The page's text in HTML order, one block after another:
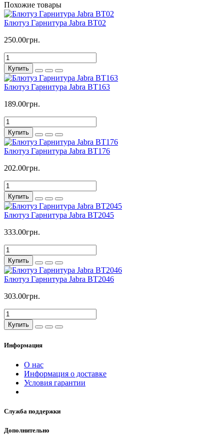
Похожие товары
Блютуз Гарнитура Jabra BT02
250.00грн.
Купить
Блютуз Гарнитура Jabra BT163
189.00грн.
Купить
Блютуз Гарнитура Jabra BT176
202.00грн.
Купить
Блютуз Гарнитура Jabra BT2045
333.00грн.
Купить
Блютуз Гарнитура Jabra BT2046
303.00грн.
Купить
Информация
О нас
Информация о доставке
Условия гарантии
Служба поддержки
Дополнительно